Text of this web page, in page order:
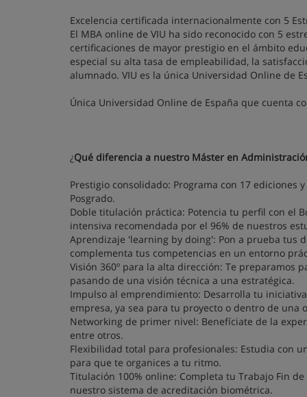
Excelencia certificada internacionalmente con 5
El MBA online de VIU ha sido reconocido con 5
certificaciones de mayor prestigio en el ámbito
especial su alta tasa de empleabilidad, la
alumnado. VIU es la única Universidad Online de
Única Universidad Online de España que cuenta
¿Qué diferencia a nuestro Máster en
Prestigio consolidado: Programa con 17 ediciones
Posgrado.
Doble titulación práctica: Potencia tu perfil con el
intensiva recomendada por el 96% de nuestros
Aprendizaje 'learning by doing': Pon a prueba tus
complementa tus competencias en un entorno
Visión 360º para la alta dirección: Te preparamos
pasando de una visión técnica a una estratégica.
Impulso al emprendimiento: Desarrolla tu
empresa, ya sea para tu proyecto o dentro de una
Networking de primer nivel: Benefíciate de la
entre otros.
Flexibilidad total para profesionales: Estudia con
para que te organices a tu ritmo.
Titulación 100% online: Completa tu Trabajo Fin
nuestro sistema de acreditación biométrica.